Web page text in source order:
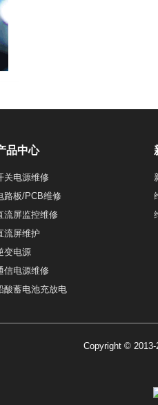
品中心
关电源维修
路板/PCB维修
流屏监控维修
流屏维护
变电源
信电源维修
酸蓄电池充放电
Copyright © 2013-